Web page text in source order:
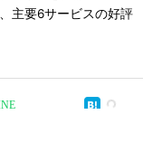
主要6サービスの好評